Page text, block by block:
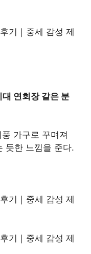
대 연회장 같은 분
가구로 꾸며져
듯한 느낌을 준다.